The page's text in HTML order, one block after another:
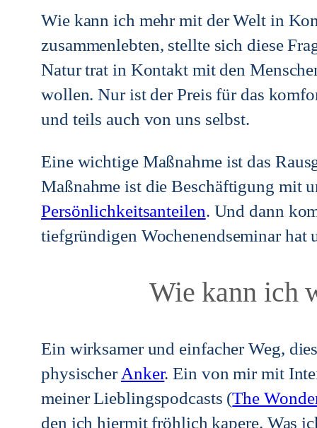
Wie kann ich mehr mit der Welt in
zusammenlebten, stellte sich diese
Natur trat in Kontakt mit den
wollen. Nur ist der Preis für das
und teils auch von uns selbst.
Eine wichtige Maßnahme ist das
Maßnahme ist die Beschäftigung mit
Persönlichkeitsanteilen. Und dann
tiefgründigen Wochenendseminar
Wie kann ich
Ein wirksamer und einfacher Weg,
physischer Anker. Ein von mir mit
meiner Lieblingspodcasts (The
den ich hiermit fröhlich kapere. Was